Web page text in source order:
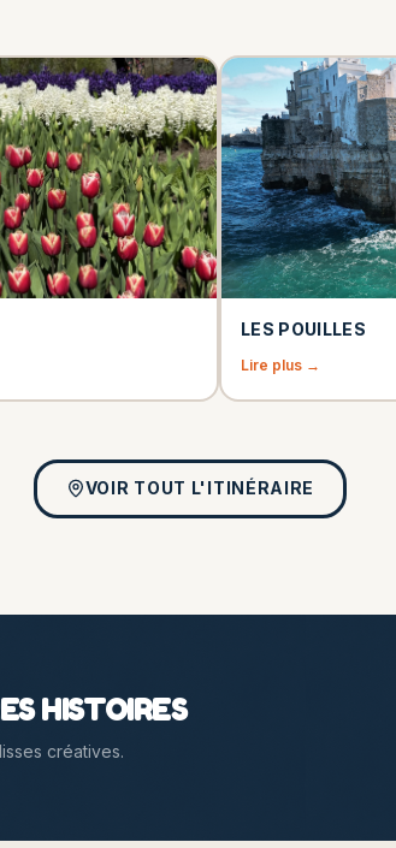
LES POUILLES
Lire plus →
VOIR TOUT L'ITINÉRAIRE
HISTOIRES
créatives.